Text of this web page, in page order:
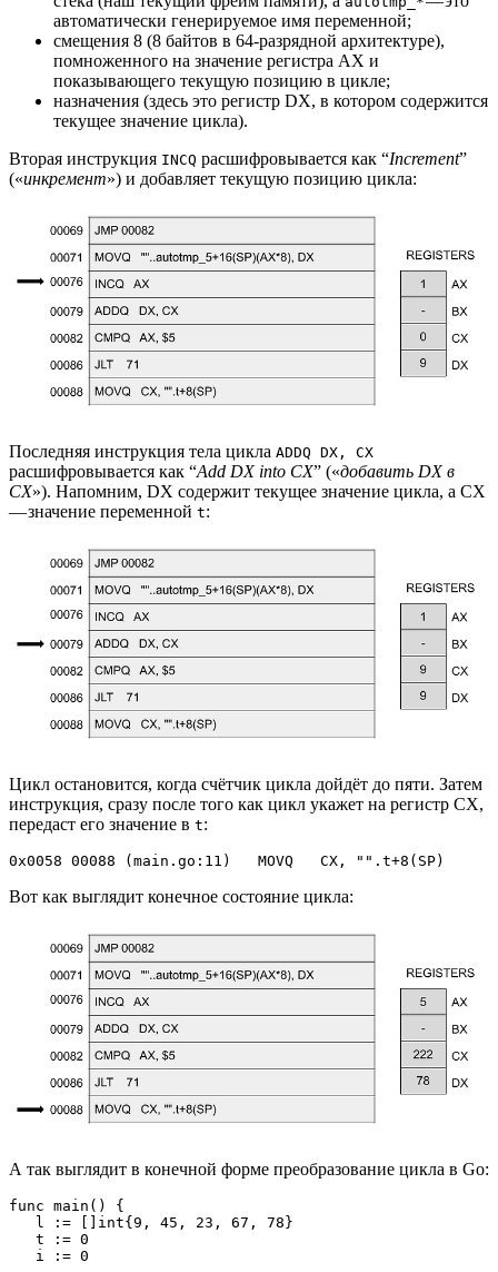
автоматически генерируемое имя переменной;
смещения 8 (8 байтов в 64-разрядной архитектуре),
помноженного на значение регистра AX и
показывающего текущую позицию в цикле;
назначения (здесь это регистр DX, в котором содержится
текущее значение цикла).
Вторая инструкция INCQ расшифровывается как “Increment”
(«инкремент») и добавляет текущую позицию цикла:
Последняя инструкция тела цикла ADDQ DX, CX
расшифровывается как “Add DX into CX” («добавить DX в
CX»). Напомним, DX содержит текущее значение цикла, а CX
— значение переменной t:
Цикл остановится, когда счётчик цикла дойдёт до пяти. Затем
инструкция, сразу после того как цикл укажет на регистр CX,
передаст его значение в t:
0x0058 00088 (main.go:11)   MOVQ   CX, "".t+8(SP)
Вот как выглядит конечное состояние цикла:
А так выглядит в конечной форме преобразование цикла в Go:
func main() {